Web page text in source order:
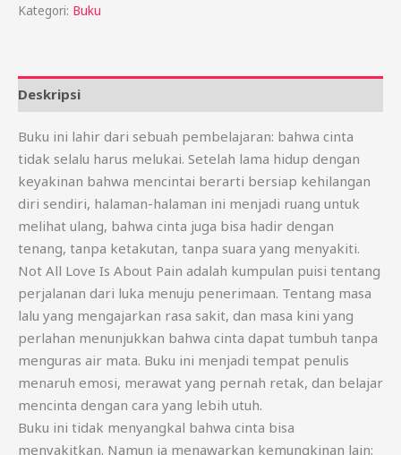
Kategori: Buku
Deskripsi
Buku ini lahir dari sebuah pembelajaran: bahwa cinta
tidak selalu harus melukai. Setelah lama hidup dengan
keyakinan bahwa mencintai berarti bersiap kehilangan
diri sendiri, halaman-halaman ini menjadi ruang untuk
melihat ulang, bahwa cinta juga bisa hadir dengan
tenang, tanpa ketakutan, tanpa suara yang menyakiti.
Not All Love Is About Pain adalah kumpulan puisi tentang
perjalanan dari luka menuju penerimaan. Tentang masa
lalu yang mengajarkan rasa sakit, dan masa kini yang
perlahan menunjukkan bahwa cinta dapat tumbuh tanpa
menguras air mata. Buku ini menjadi tempat penulis
menaruh emosi, merawat yang pernah retak, dan belajar
mencinta dengan cara yang lebih utuh.
Buku ini tidak menyangkal bahwa cinta bisa
menyakitkan. Namun ia menawarkan kemungkinan lain: